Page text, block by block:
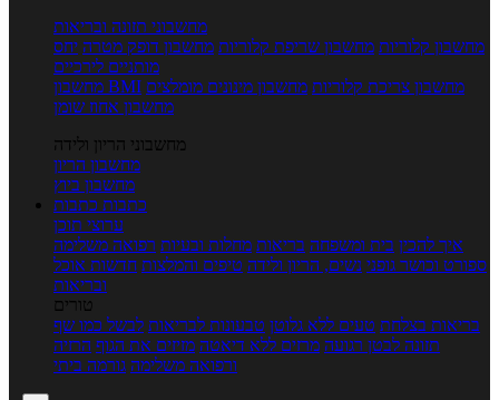
מחשבוני תזונה ובריאות
מחשבון קלוריות מחשבון שריפת קלוריות מחשבון דופק מטרה יחס
מותניים לירכיים
מחשבון BMI
מחשבון צריכת קלוריות מחשבון מינונים מומלצים
מחשבון אחוז שומן
מחשבוני הריון ולידה
מחשבון הריון
מחשבון ביוץ
כתבות כתבות
ערוצי תוכן
איך להכין בית ומשפחה בריאות מחלות ובעיות רפואה משלימה
ספורט וכושר גופני נשים, הריון ולידה טיפים והמלצות חדשות אוכל
ובריאות
טורים
בריאות בצלחת טעים ללא גלוטן טבעונות לבריאות לבשל כמו שף
תזונה לבטן רגועה מרזים ללא דיאטה מזיזים את הגוף הרזיה
ורפואה משלימה גורמה ביתי